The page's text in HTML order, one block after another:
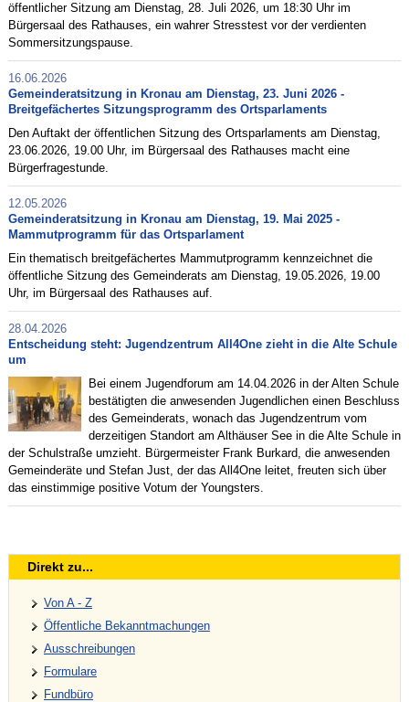
öffentlicher Sitzung am Dienstag, 28. Juli 2026, um 18:30 Uhr im
Bürgersaal des Rathauses, ein wahrer Stresstest vor der verdienten
Sommersitzungspause.
16.06.2026
Gemeinderatsitzung in Kronau am Dienstag, 23. Juni 2026 -
Breitgefächertes Sitzungsprogramm des Ortsparlaments
Den Auftakt der öffentlichen Sitzung des Ortsparlaments am Dienstag,
23.06.2026, 19.00 Uhr, im Bürgersaal des Rathauses macht eine
Bürgerfragestunde.
12.05.2026
Gemeinderatsitzung in Kronau am Dienstag, 19. Mai 2025 -
Mammutprogramm für das Ortsparlament
Ein thematisch breitgefächertes Mammutprogramm kennzeichnet die
öffentliche Sitzung des Gemeinderats am Dienstag, 19.05.2026, 19.00
Uhr, im Bürgersaal des Rathauses auf.
28.04.2026
Entscheidung steht: Jugendzentrum All4One zieht in die Alte Schule
um
Bei einem Jugendforum am 14.04.2026 in der Alten Schule
bestätigten die anwesenden Jugendlichen einen Beschluss
des Gemeinderats, wonach das Jugendzentrum vom
derzeitigen Standort am Althäuser See in die Alte Schule in
der Schulstraße umzieht. Bürgermeister Frank Burkard, die anwesenden
Gemeinderäte und Stefan Just, der das All4One leitet, freuten sich über
das einstimmige positive Votum der Youngsters.
Direkt zu...
Von A - Z
Öffentliche Bekanntmachungen
Ausschreibungen
Formulare
Fundbüro